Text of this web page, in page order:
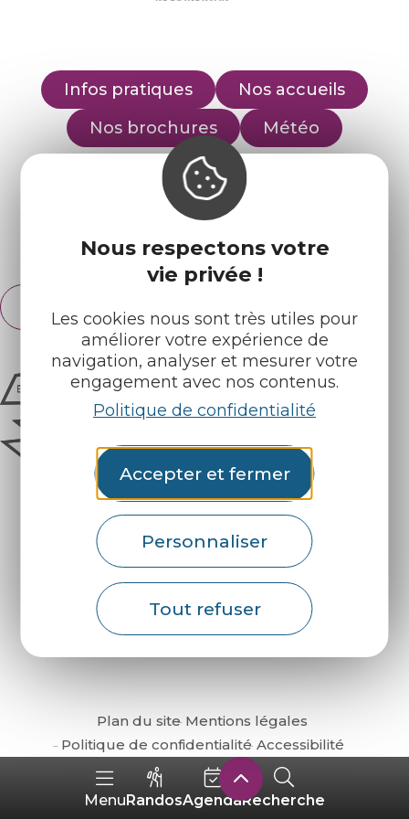
Nous respectons votre
vie privée !
Les cookies nous sont très utiles pour
améliorer votre expérience de
navigation, analyser et mesurer votre
engagement avec nos contenus.
Politique de confidentialité
Accepter et fermer
Personnaliser
Tout refuser
MenuRandosAgendaRecherche
Infos pratiques
Nos accueils
Nos brochures
Météo
Retrouvez-nous sur :
Espace pro Partenaires
Français
English
Comment venir ?
Plan du site Mentions légales
Politique de confidentialité Accessibilité